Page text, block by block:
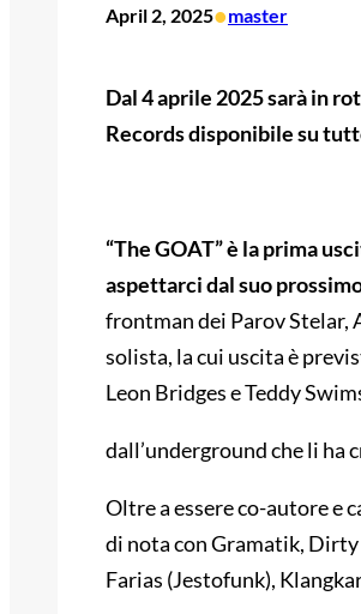
April 2, 2025•master
Dal 4 aprile 2025 sarà in
Records disponibile su
“The GOAT” è la prima
aspettarci dal suo
frontman dei Parov Stelar,
solista, la cui uscita è
Leon Bridges e Teddy
dall’underground che li ha
Oltre a essere co-autore e
di nota con Gramatik, Dirty
Farias (Jestofunk),